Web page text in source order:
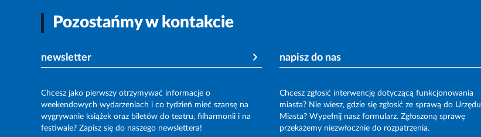
Pozostańmy w kontakcie
newsletter
Chcesz jako pierwszy otrzymywać informacje o
weekendowych wydarzeniach i co tydzień mieć szansę na
wygrywanie książek oraz biletów do teatru, filharmonii i na
festiwale? Zapisz się do naszego newslettera!
napisz do nas
Chcesz zgłosić interwencję dotyczącą funkcjonowania
miasta? Nie wiesz, gdzie się zgłosić ze sprawą do Urzędu
Miasta? Wypełnij nasz formularz. Zgłoszoną sprawę
przekażemy niezwłocznie do rozpatrzenia.